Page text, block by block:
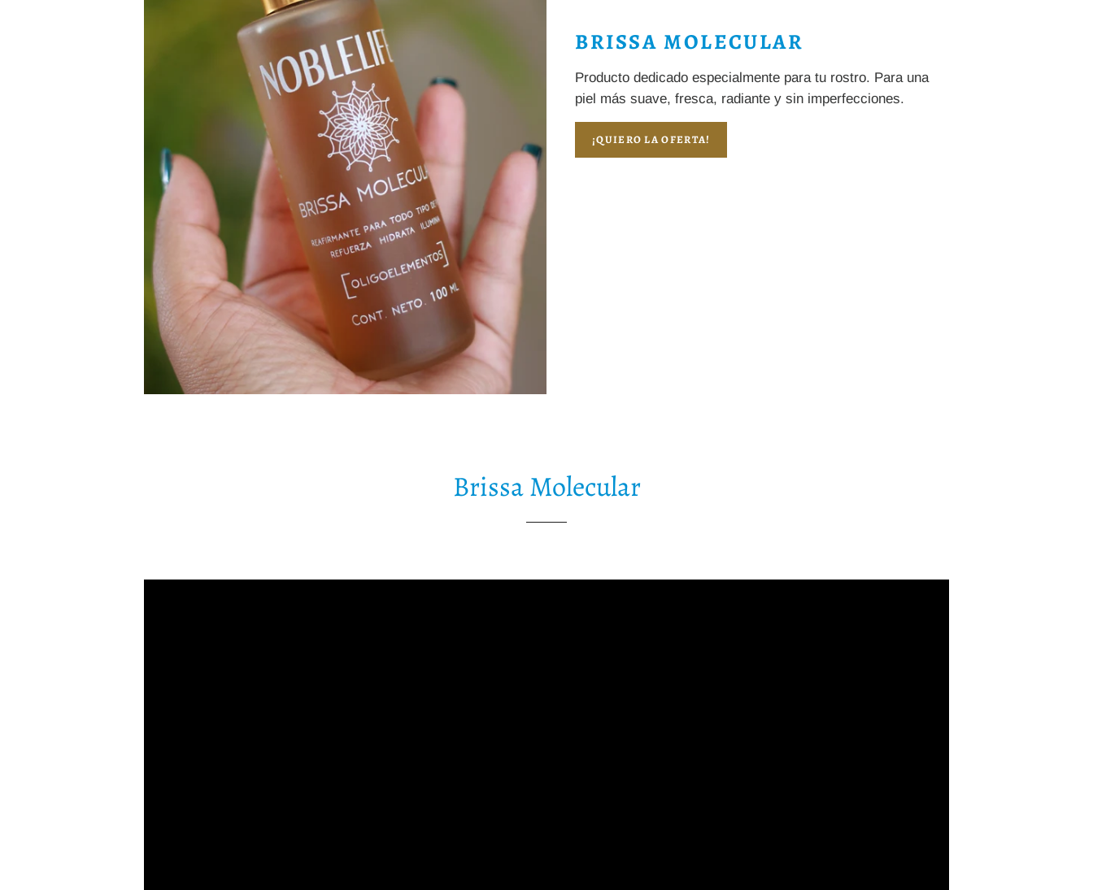
BRISSA MOLECULAR
Producto dedicado especialmente para tu rostro. Para una
piel más suave, fresca, radiante y sin imperfecciones.
¡QUIERO LA OFERTA!
Brissa Molecular